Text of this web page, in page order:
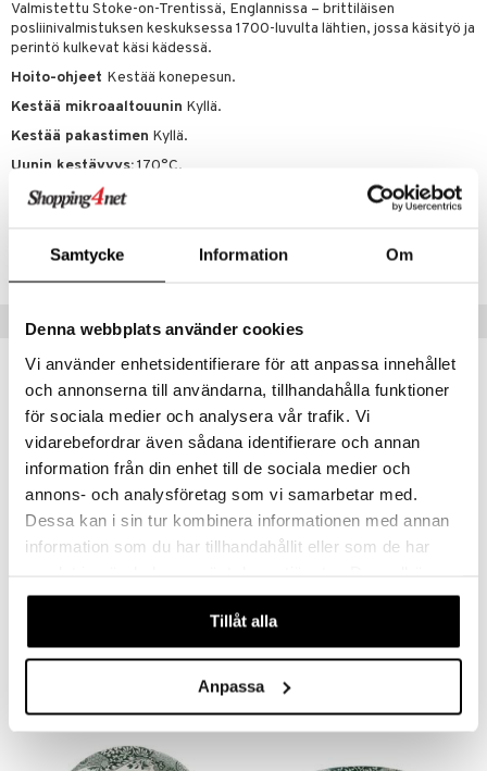
Samtycke Information Om
Denna webbplats använder cookies
Vi använder enhetsidentifierare för att anpassa innehållet
och annonserna till användarna, tillhandahålla funktioner
för sociala medier och analysera vår trafik. Vi
vidarebefordrar även sådana identifierare och annan
information från din enhet till de sociala medier och
annons- och analysföretag som vi samarbetar med.
Dessa kan i sin tur kombinera informationen med annan
information som du har tillhandahållit eller som de har
våra cookies vid fortsatt användande av vår webbplats.
Tillåt alla
Anpassa
Valmistettu Stoke-on-Trentissä, Englannissa – brittiläisen
posliinivalmistuksen keskuksessa 1700-luvulta lähtien, jossa käsityö ja
perintö kulkevat käsi kädessä.
Hoito-ohjeet Kestää konepesun.
Kestää mikroaaltouunin Kyllä.
Kestää pakastimen Kyllä.
Uunin kestävyys:170°C.
IUC67-15-XX
Vinkkejä sinulle
Heritage Green espressokuppi ja lautanen
49,90 €
Heritage Green italialainen keittolautanen
SPODE
26,90 € (28,90€)
-7%